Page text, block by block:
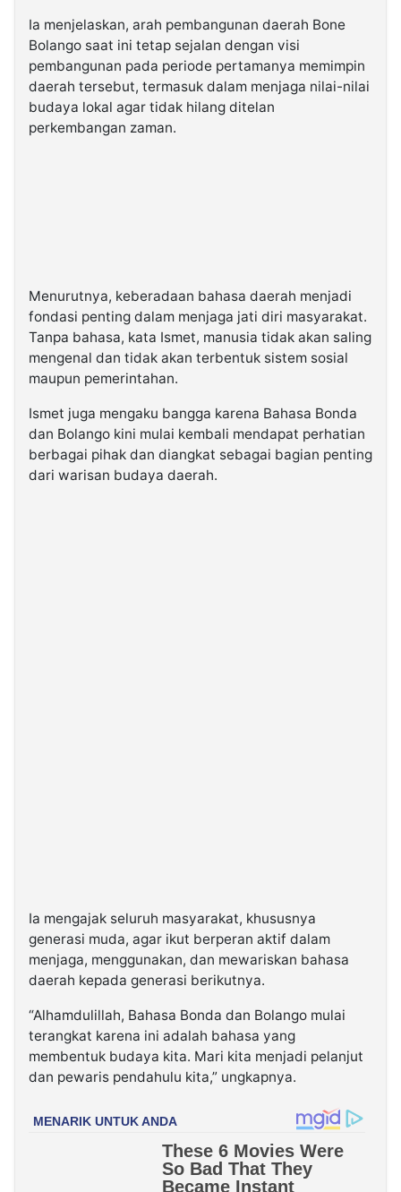
Ia menjelaskan, arah pembangunan daerah Bone
Bolango saat ini tetap sejalan dengan visi
pembangunan pada periode pertamanya memimpin
daerah tersebut, termasuk dalam menjaga nilai-nilai
budaya lokal agar tidak hilang ditelan
perkembangan zaman.
Menurutnya, keberadaan bahasa daerah menjadi
fondasi penting dalam menjaga jati diri masyarakat.
Tanpa bahasa, kata Ismet, manusia tidak akan saling
mengenal dan tidak akan terbentuk sistem sosial
maupun pemerintahan.
Ismet juga mengaku bangga karena Bahasa Bonda
dan Bolango kini mulai kembali mendapat perhatian
berbagai pihak dan diangkat sebagai bagian penting
dari warisan budaya daerah.
Ia mengajak seluruh masyarakat, khususnya
generasi muda, agar ikut berperan aktif dalam
menjaga, menggunakan, dan mewariskan bahasa
daerah kepada generasi berikutnya.
“Alhamdulillah, Bahasa Bonda dan Bolango mulai
terangkat karena ini adalah bahasa yang
membentuk budaya kita. Mari kita menjadi pelanjut
dan pewaris pendahulu kita,” ungkapnya.